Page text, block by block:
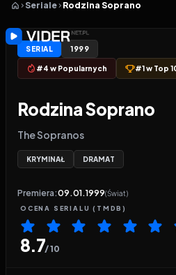
Seriale Rodzina Soprano
SERIAL 1999
#4 w Popularnych #1 w Top
Rodzina Soprano
The Sopranos
KRYMINAŁ DRAMAT
Premiera:09.01.1999(Świat)
OCENA SERIALU (TMDB)
8.7/ 10